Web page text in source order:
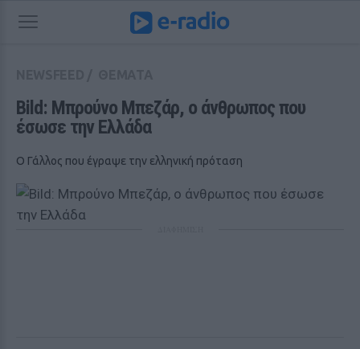
Bild: Μπρούνο Μπεζάρ, ο άνθρωπος που
έσωσε την Ελλάδα
Ο Γάλλος που έγραψε την ελληνική πρόταση